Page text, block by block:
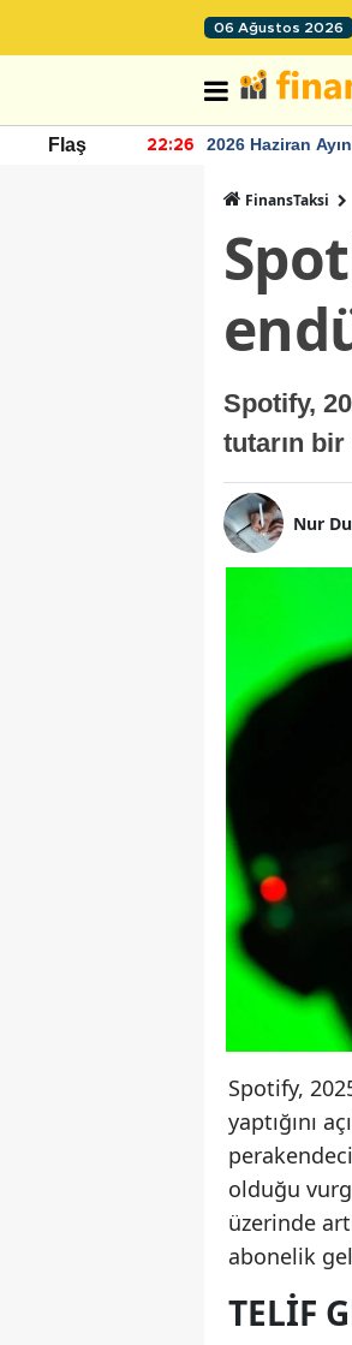
06 Ağustos 2026
Flaş 22:26
2026 Haziran
FinansTaksi
Spotify,
tutarın bir
Nur
Spotify,
yaptığını
olduğu
üzerinde
abonelik
TELIF